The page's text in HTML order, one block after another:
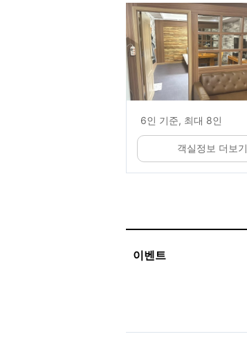
6인 기준, 최대 8인
객실정보 더보기
이벤트